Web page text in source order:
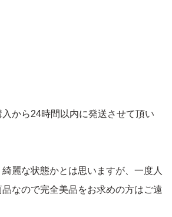
から24時間以内に発送させて頂い
麗な状態かとは思いますが、一度人
なので完全美品をお求めの方はご遠